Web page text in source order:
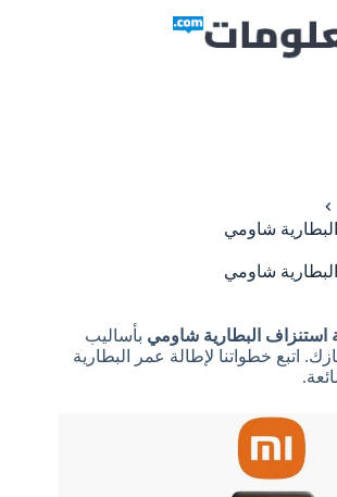
شاومي
شاومي
البطارية شاومي بأساليب
اتبع خطواتنا لإطالة عمر البطارية